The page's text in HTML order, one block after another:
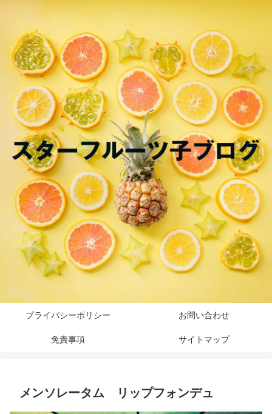
プライバシーポリシー お問い合わせ
免責事項 サイトマップ
メンソレータム リップフォンデュ